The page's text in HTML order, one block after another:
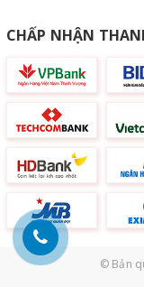
CHẤP NHẬN
© Bản